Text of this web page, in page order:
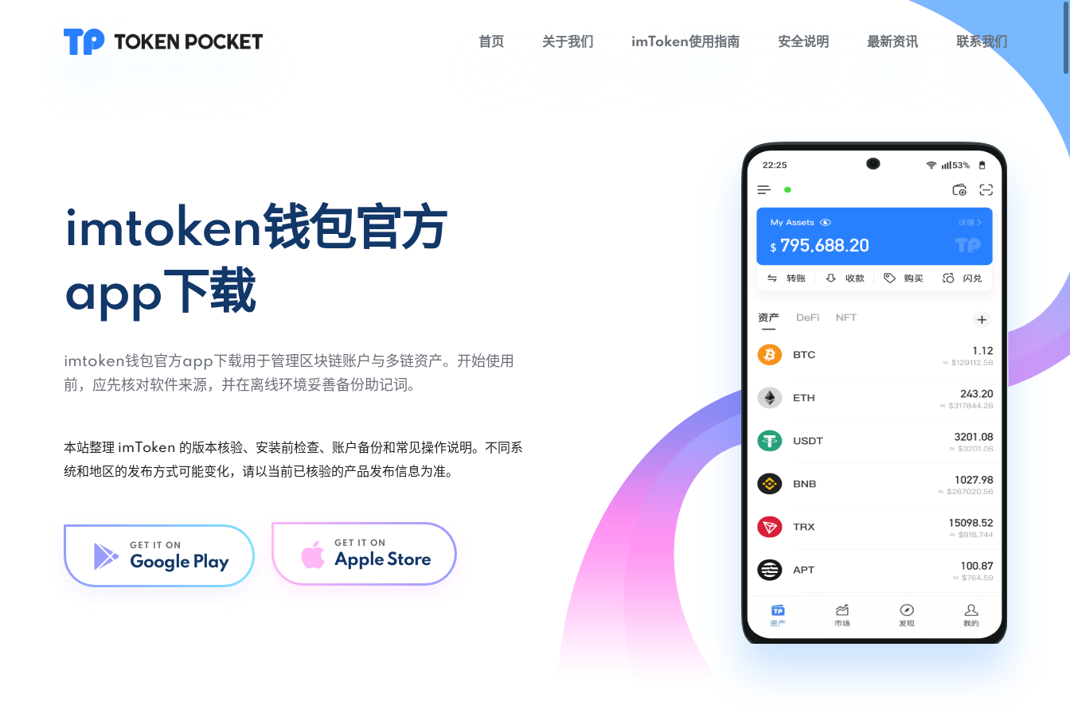
首页 关于我们 imToken使用指南 安全说明 最新资讯 联系我们
imtoken钱包官方
app下载
imtoken钱包官方app下载用于管理区块链账户与多链资产。开始使用
前，应先核对软件来源，并在离线环境妥善备份助记词。
本站整理 imToken 的版本核验、安装前检查、账户备份和常见操作说明。不同系
统和地区的发布方式可能变化，请以当前已核验的产品发布信息为准。
GET IT ON
Google Play
GET IT ON
Apple Store